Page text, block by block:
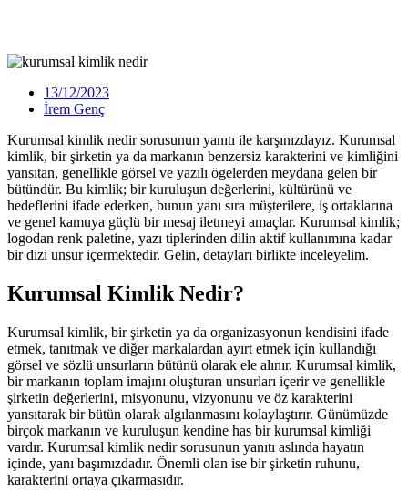
13/12/2023
İrem Genç
Kurumsal kimlik nedir sorusunun yanıtı ile karşınızdayız. Kurumsal
kimlik, bir şirketin ya da markanın benzersiz karakterini ve kimliğini
yansıtan, genellikle görsel ve yazılı ögelerden meydana gelen bir
bütündür. Bu kimlik; bir kuruluşun değerlerini, kültürünü ve
hedeflerini ifade ederken, bunun yanı sıra müşterilere, iş ortaklarına
ve genel kamuya güçlü bir mesaj iletmeyi amaçlar. Kurumsal kimlik;
logodan renk paletine, yazı tiplerinden dilin aktif kullanımına kadar
bir dizi unsur içermektedir. Gelin, detayları birlikte inceleyelim.
Kurumsal Kimlik Nedir?
Kurumsal kimlik, bir şirketin ya da organizasyonun kendisini ifade
etmek, tanıtmak ve diğer markalardan ayırt etmek için kullandığı
görsel ve sözlü unsurların bütünü olarak ele alınır. Kurumsal kimlik,
bir markanın toplam imajını oluşturan unsurları içerir ve genellikle
şirketin değerlerini, misyonunu, vizyonunu ve öz karakterini
yansıtarak bir bütün olarak algılanmasını kolaylaştırır. Günümüzde
birçok markanın ve kuruluşun kendine has bir kurumsal kimliği
vardır. Kurumsal kimlik nedir sorusunun yanıtı aslında hayatın
içinde, yanı başımızdadır. Önemli olan ise bir şirketin ruhunu,
karakterini ortaya çıkarmasıdır.